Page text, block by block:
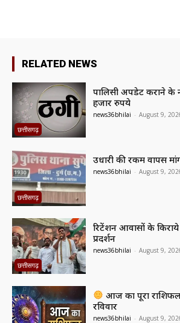
RELATED NEWS
छत्तीसगढ़
पालिसी अपडेट कराने के
हजार रुपये
news36bhilai - August 9,
छत्तीसगढ़
उधारी की रकम वापस
news36bhilai - August 9,
छत्तीसगढ़
रिटेंशन आवासों के
प्रदर्शन
news36bhilai - August 9,
आज का पूरा
रविवार
news36bhilai - August 9,